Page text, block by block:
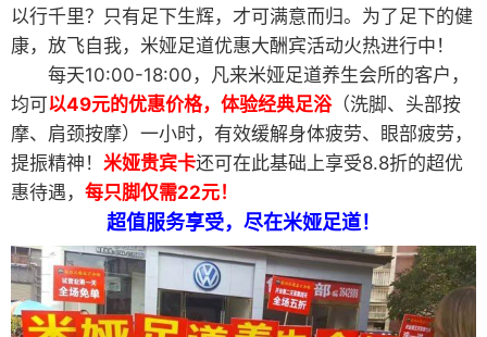
以行千里？只有足下生辉，才可满意而归。为了足下的健
康，放飞自我，米娅足道优惠大酬宾活动火热进行中！
每天10:00-18:00，凡来米娅足道养生会所的客户，
均可以49元的优惠价格，体验经典足浴（洗脚、头部按
摩、肩颈按摩）一小时，有效缓解身体疲劳、眼部疲劳，
提振精神！ 米娅贵宾卡还可在此基础上享受8.8折的超优
惠待遇， 每只脚仅需22元！
超值服务享受，尽在米娅足道！